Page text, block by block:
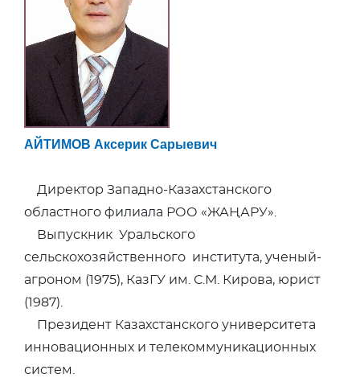
АЙТИМОВ Аксерик Сарыевич
Директор Западно-Казахстанского
областного филиала РОО «ЖАҢАРУ».
Выпускник Уральского
сельскохозяйственного института, ученый-
агроном (1975), КазГУ им. С.М. Кирова, юрист
(1987).
Президент Казахстанского университета
инновационных и телекоммуникационных
систем.